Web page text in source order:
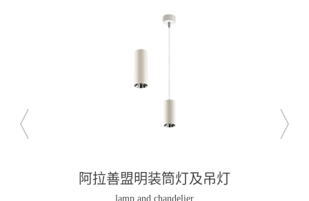
阿拉善盟明装筒灯及吊灯
lamp and chandelier